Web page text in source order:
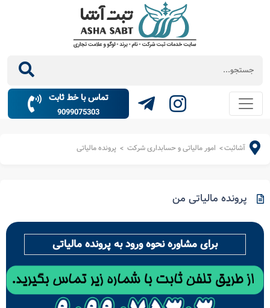
تماس با خط ثابت
9099075303
آشاثبت> امور مالیاتی و حسابداری شرکت > پرونده مالیاتی
پرونده مالیاتی من
برای مشاوره نحوه ورود به پرونده مالیاتی